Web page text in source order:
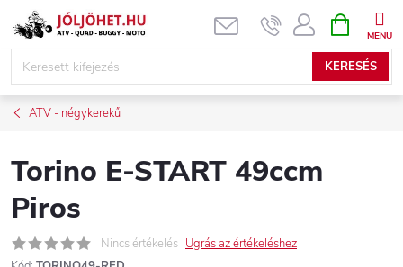
Ugrás
KERESÉS
KOSÁR
ATV - négykerekű
Torino E-START 49ccm
Piros
Nincs értékelés Ugrás az értékeléshez